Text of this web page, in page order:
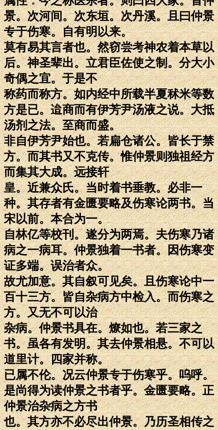
景。次河间。次东垣。次丹溪。且曰仲景
专于伤寒。自有明以来。
莫有易其言者也。然窃尝考神农着本草以
后。神圣辈出。立君臣佐使之制。分大小
奇偶之宜。于是不
称药而称方。如内经中所载半夏秫米等数
方是已。迨商而有伊芳尹汤液之说。大抵
汤剂之法。至商而盛。
非自伊芳尹始也。若扁仓诸公。皆长于禁
方。而其书又不克传。惟仲景则独祖经方
而集其大成。远接轩
皇。近兼众氏。当时着书垂教。必非一
种。其存者有金匮要略及伤寒论两书。当
宋以前。本合为一。
自林亿等校刊。遂分为两焉。夫伤寒乃诸
病之一病耳。仲景独着一书者。因伤寒变
证多端。误治者众。
故尤加意。其自叙可见矣。且伤寒论中一
百十三方。皆自杂病方中检入。而伤寒之
方。又无不可以治
杂病。仲景书具在。燎如也。若三家之
书。虽各有发明。其去仲景相悬。不可以
道里计。四家并称。
已属不伦。况云仲景专于伤寒乎。呜呼。
是尚得为读仲景之书者乎。金匮要略。正
仲景治杂病之方书
也。其方亦不必尽出仲景。乃历圣相传之